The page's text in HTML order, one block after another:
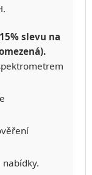
slevu na